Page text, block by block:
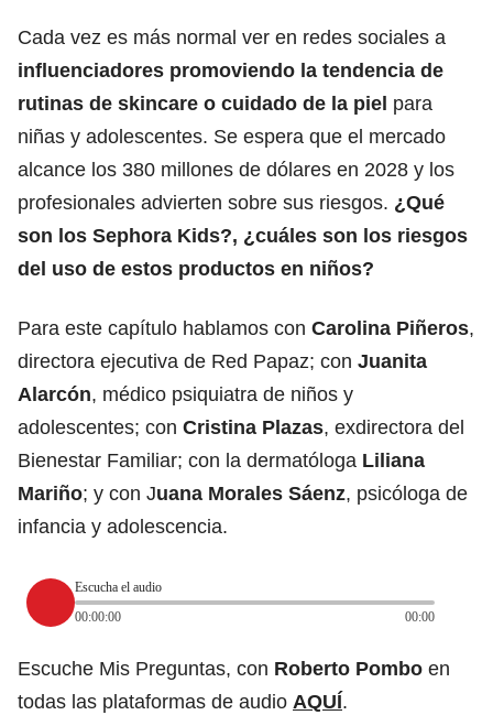
Cada vez es más normal ver en redes sociales a
influenciadores promoviendo la tendencia de
rutinas de skincare o cuidado de la piel para
niñas y adolescentes. Se espera que el mercado
alcance los 380 millones de dólares en 2028 y los
profesionales advierten sobre sus riesgos. ¿Qué
son los Sephora Kids?, ¿cuáles son los riesgos
del uso de estos productos en niños?
Para este capítulo hablamos con Carolina Piñeros,
directora ejecutiva de Red Papaz; con Juanita
Alarcón, médico psiquiatra de niños y
adolescentes; con Cristina Plazas, exdirectora del
Bienestar Familiar; con la dermatóloga Liliana
Mariño; y con Juana Morales Sáenz, psicóloga de
infancia y adolescencia.
Escucha el audio
00:00:00
00:00
Escuche Mis Preguntas, con Roberto Pombo en
todas las plataformas de audio AQUÍ.